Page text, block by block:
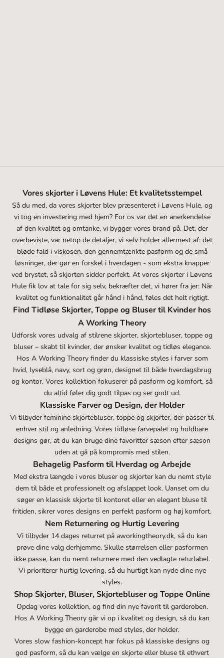
Vores skjorter i Løvens Hule: Et kvalitetsstempel
Så du med, da vores skjorter blev præsenteret i Løvens Hule, og
vi tog en investering med hjem? For os var det en anerkendelse
af den kvalitet og omtanke, vi bygger vores brand på. Det, der
overbeviste, var netop de detaljer, vi selv holder allermest af: det
bløde fald i viskosen, den gennemtænkte pasform og de små
løsninger, der gør en forskel i hverdagen - som ekstra knapper
ved brystet, så skjorten sidder perfekt. At vores skjorter i Løvens
Hule fik lov at tale for sig selv, bekræfter det, vi hører fra jer: Når
kvalitet og funktionalitet går hånd i hånd, føles det helt rigtigt.
Find Tidløse Skjorter, Toppe og Bluser til Kvinder hos
A Working Theory
Udforsk vores udvalg af stilrene skjorter, skjortebluser, toppe og
bluser – skabt til kvinder, der ønsker kvalitet og tidløs elegance.
Hos A Working Theory finder du klassiske styles i farver som
hvid, lyseblå, navy, sort og grøn, designet til både hverdagsbrug
og kontor. Vores kollektion fokuserer på pasform og komfort, så
du altid føler dig godt tilpas og ser godt ud.
Klassiske Farver og Design, der Holder
Vi tilbyder feminine skjortebluser, toppe og skjorter, der passer til
enhver stil og anledning. Vores tidløse farvepalet og holdbare
designs gør, at du kan bruge dine favoritter sæson efter sæson
uden at gå på kompromis med stilen.
Behagelig Pasform til Hverdag og Arbejde
Med ekstra længde i vores bluser og skjorter kan du nemt style
dem til både et professionelt og afslappet look. Uanset om du
søger en klassisk skjorte til kontoret eller en elegant bluse til
fritiden, sikrer vores designs en perfekt pasform og høj komfort.
Nem Returnering og Hurtig Levering
Vi tilbyder 14 dages returret på aworkingtheory.dk, så du kan
prøve dine valg derhjemme. Skulle størrelsen eller pasformen
ikke passe, kan du nemt returnere med den vedlagte returlabel.
Vi prioriterer hurtig levering, så du hurtigt kan nyde dine nye
styles.
Shop Skjorter, Bluser, Skjortebluser og Toppe Online
Opdag vores kollektion, og find din nye favorit til garderoben.
Hos A Working Theory går vi op i kvalitet og design, så du kan
bygge en garderobe med styles, der holder.
Vores slow fashion-koncept har fokus på klassiske designs og
god pasform, så du kan vælge en skjorte eller bluse til ethvert